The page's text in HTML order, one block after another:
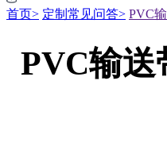
首页> 定制常见问答> PVC
PVC输送